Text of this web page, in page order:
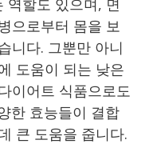
역할도 있으며, 면
으로부터 몸을 보
니다. 그뿐만 아니
도움이 되는 낮은
이어트 식품으로도
한 효능들이 결합
큰 도움을 줍니다.